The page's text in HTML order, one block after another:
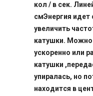
кол / в сек.
смЭнергия идет
увеличить
катушки. Можно
ускоренно или
катушки
упиралась, но
находится в